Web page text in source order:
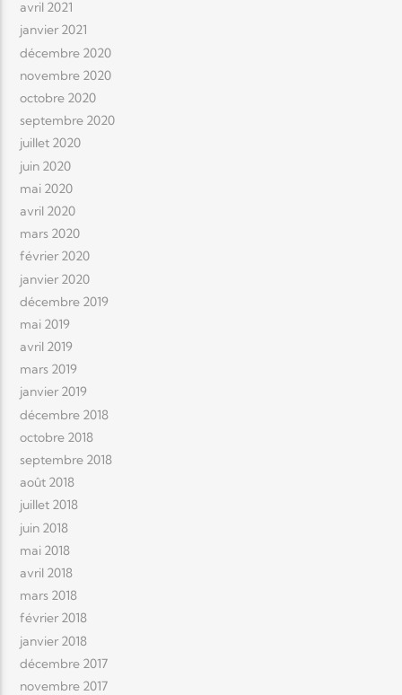
avril 2021
janvier 2021
décembre 2020
novembre 2020
octobre 2020
septembre 2020
juillet 2020
juin 2020
mai 2020
avril 2020
mars 2020
février 2020
janvier 2020
décembre 2019
mai 2019
avril 2019
mars 2019
janvier 2019
décembre 2018
octobre 2018
septembre 2018
août 2018
juillet 2018
juin 2018
mai 2018
avril 2018
mars 2018
février 2018
janvier 2018
décembre 2017
novembre 2017